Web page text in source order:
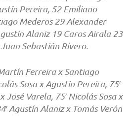
Pereira, 52 Emiliano
Mederos 29 Alexander
Alaniz 19 Caros Airala 23
Sebastián Rivero.
Ferreira x Santiago
Sosa x Agustín Pereira, 75′
José Varela, 75′ Nicolás Sosa x
Agustín Alaniz x Tomás Verón